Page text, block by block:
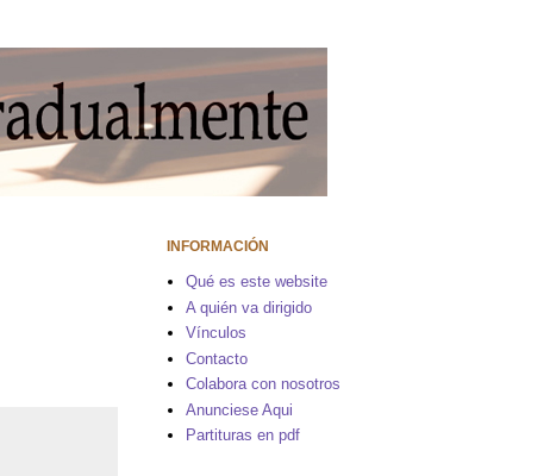
INFORMACIÓN
Qué es este website
A quién va dirigido
Vínculos
Contacto
Colabora con nosotros
Anunciese Aqui
Partituras en pdf